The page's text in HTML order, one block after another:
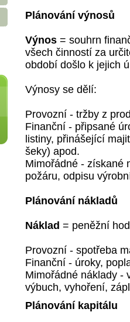
Plánování výnosů
Výnos = souhrn
všech činností za
období došlo k jejich
Výnosy se dělí:
Provozní - tržby z
Finanční - připsané
listiny, přinášející
šeky) apod.
Mimořádné - získané
požáru, odpisu
Plánování nákladů
Náklad = peněžní
Provozní - spotřeba
Finanční - úroky,
Mimořádné náklady -
výbuch, vyhoření,
Plánování kapitálu